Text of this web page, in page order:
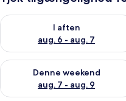
I aften
aug. 6 - aug. 7
Tjek tilgængelighed for i
Denne weekend
aug. 7 - aug. 9
Tjek tilgængelighed for